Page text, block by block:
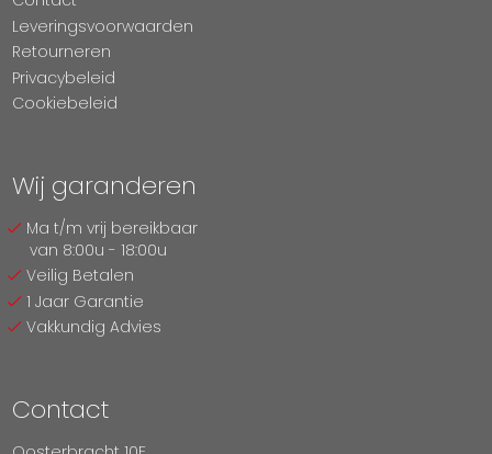
Leveringsvoorwaarden
Retourneren
Privacybeleid
Cookiebeleid
Wij garanderen
Ma t/m vrij bereikbaar
van 8:00u - 18:00u
Veilig Betalen
1 Jaar Garantie
Vakkundig Advies
Contact